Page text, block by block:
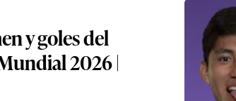
y goles del
2026 |